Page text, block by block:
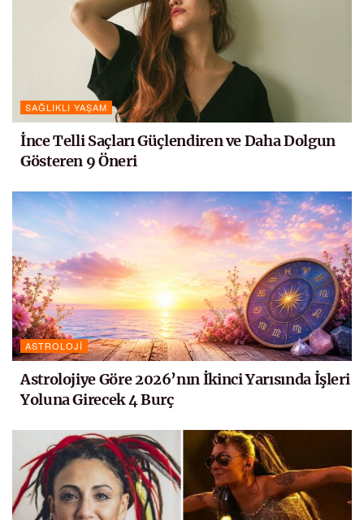
SAĞLIKLI YAŞAM
İnce Telli Saçları Güçlendiren ve Daha Dolgun
Gösteren 9 Öneri
ASTROLOJI
Astrolojiye Göre 2026’nın İkinci Yarısında İşleri
Yoluna Girecek 4 Burç